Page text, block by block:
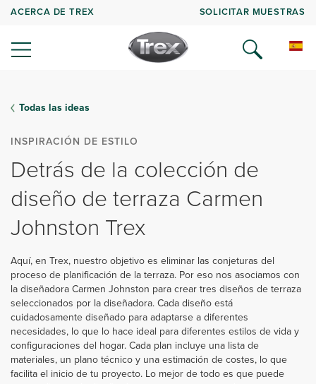
ACERCA DE TREX SOLICITAR MUESTRAS
Todas las ideas
INSPIRACIÓN DE ESTILO
Detrás de la colección de
diseño de terraza Carmen
Johnston Trex
Aquí, en Trex, nuestro objetivo es eliminar las conjeturas del
proceso de planificación de la terraza. Por eso nos asociamos con
la diseñadora Carmen Johnston para crear tres diseños de terraza
seleccionados por la diseñadora. Cada diseño está
cuidadosamente diseñado para adaptarse a diferentes
necesidades, lo que lo hace ideal para diferentes estilos de vida y
configuraciones del hogar. Cada plan incluye una lista de
materiales, un plano técnico y una estimación de costes, lo que
facilita el inicio de tu proyecto. Lo mejor de todo es que puede